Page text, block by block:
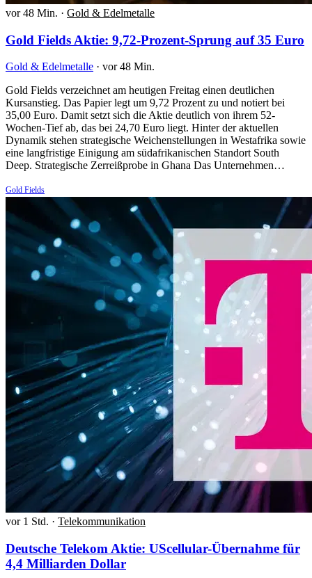
vor 48 Min. · Gold & Edelmetalle
Gold Fields Aktie: 9,72-Prozent-Sprung auf 35 Euro
Gold & Edelmetalle · vor 48 Min.
Gold Fields verzeichnet am heutigen Freitag einen deutlichen
Kursanstieg. Das Papier legt um 9,72 Prozent zu und notiert bei
35,00 Euro. Damit setzt sich die Aktie deutlich von ihrem 52-
Wochen-Tief ab, das bei 24,70 Euro liegt. Hinter der aktuellen
Dynamik stehen strategische Weichenstellungen in Westafrika sowie
eine langfristige Einigung am südafrikanischen Standort South
Deep. Strategische Zerreißprobe in Ghana Das Unternehmen…
Gold Fields
vor 1 Std. · Telekommunikation
Deutsche Telekom Aktie: UScellular-Übernahme für
4,4 Milliarden Dollar